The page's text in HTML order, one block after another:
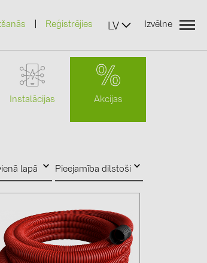
Reģistrējies LV Izvēlne
Instalācijas Akcijas
lapā Pieejamība dilstoši